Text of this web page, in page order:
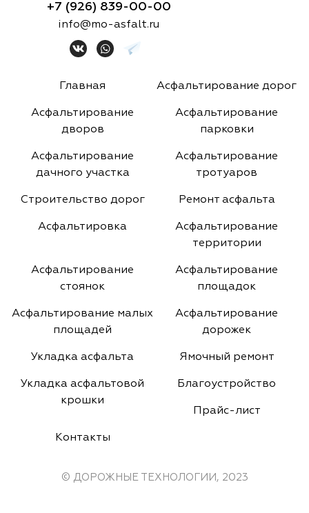
+7 (926) 839-00-00
info@mo-asfalt.ru
Главная Асфальтирование дорог
Асфальтирование
дворов
Асфальтирование
парковки
Асфальтирование
дачного участка
Асфальтирование
тротуаров
Строительство дорог Ремонт асфальта
Асфальтировка
Асфальтирование
территории
Асфальтирование
стоянок
Асфальтирование
площадок
Асфальтирование малых
площадей
Асфальтирование
дорожек
Укладка асфальта Ямочный ремонт
Укладка асфальтовой
крошки
Благоустройство
Прайс-лист
Контакты
© ДОРОЖНЫЕ ТЕХНОЛОГИИ, 2023